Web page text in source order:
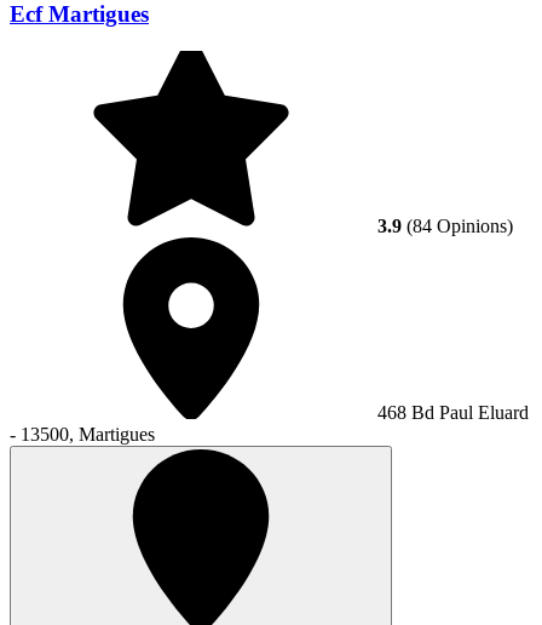
Ecf Martigues
3.9 (84 Opinions)
468 Bd Paul Eluard
- 13500, Martigues